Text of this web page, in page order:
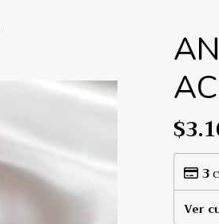
3
Ver